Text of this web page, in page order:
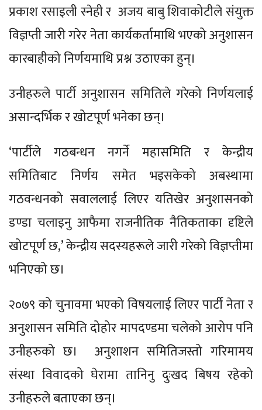
प्रकाश रसाइली स्नेही र अजय बाबु शिवाकोटीले संयुक्त
विज्ञप्ती जारी गरेर नेता कार्यकर्तामाथि भएको अनुशासन
कारबाहीको निर्णयमाथि प्रश्न उठाएका हुन्।
उनीहरुले पार्टी अनुशासन समितिले गरेको निर्णयलाई
असान्दर्भिक र खोटपूर्ण भनेका छन्।
‘पार्टीले गठबन्धन नगर्ने महासमिति र केन्द्रीय
समितिबाट निर्णय समेत भइसकेको अबस्थामा
गठवन्धनको सवाललाई लिएर यतिखेर अनुशासनको
डण्डा चलाइनु आफैमा राजनीतिक नैतिकताका दृष्टिले
खोटपूर्ण छ,’ केन्द्रीय सदस्यहरूले जारी गरेको विज्ञप्तीमा
भनिएको छ।
२०७९ को चुनावमा भएको विषयलाई लिएर पार्टी नेता र
अनुशासन समिति दोहोर मापदण्डमा चलेको आरोप पनि
उनीहरुको छ। अनुशाशन समितिजस्तो गरिमामय
संस्था विवादको घेरामा तानिनु दुःखद बिषय रहेको
उनीहरुले बताएका छन्।